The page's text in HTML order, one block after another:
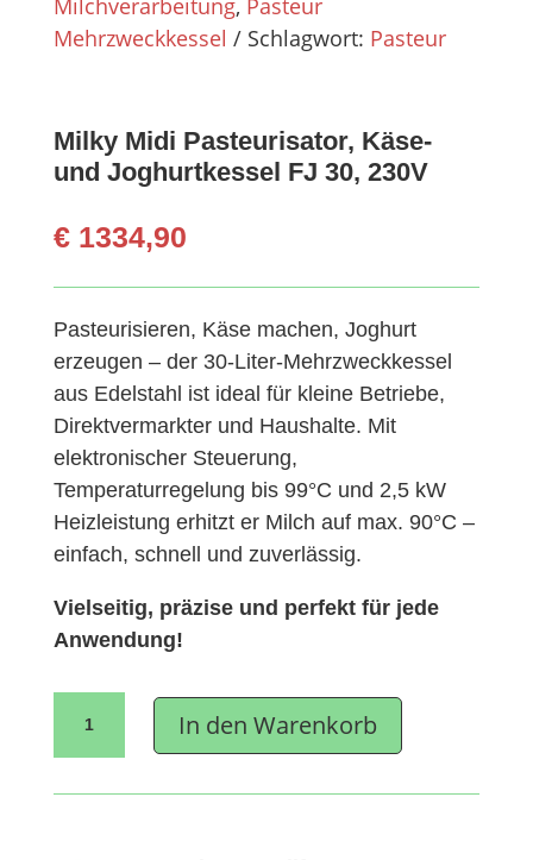
Milchverarbeitung, Pasteur
Mehrzweckkessel
Schlagwort: Pasteur
Milky Midi Pasteurisator, Käse-
und Joghurtkessel FJ 30, 230V
€1334,90
Pasteurisieren, Käse machen, Joghurt
erzeugen – der 30-Liter-Mehrzweckkessel
aus Edelstahl ist ideal für kleine Betriebe,
Direktvermarkter und Haushalte. Mit
elektronischer Steuerung,
Temperaturregelung bis 99°C und 2,5 kW
Heizleistung erhitzt er Milch auf max. 90°C –
einfach, schnell und zuverlässig.
Vielseitig, präzise und perfekt für jede
Anwendung!
Midi
Pasteurisator,
In den Warenkorb